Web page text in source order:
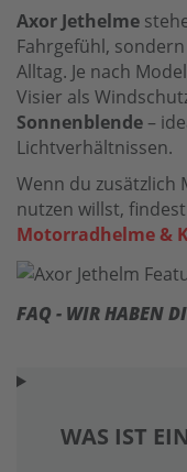
Axor Jethelme
Fahrgefühl,
Alltag. Je nach
Visier als
Sonnenblende–
Lichtverhältnissen.
Wenn du zusätzlich
nutzen willst,
Motorradhelme &
FAQ - WIR HABEN
WAS IST